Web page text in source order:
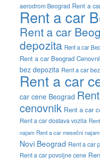
aerodrom Beograd Rent a
Rent a car
Rent a car
depozita Rent a car
Rent a car Beograd
bez depozita Rent a car
Rent a car
car cene Beograd
cenovnik Rent a car
Rent a car dostava vozila
najam Rent a car mesečni najam
Novi Beograd Rent a car
Rent a car povoljne cene